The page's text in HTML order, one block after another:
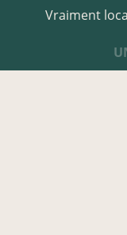
Vraiment